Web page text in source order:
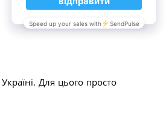
Для цього просто